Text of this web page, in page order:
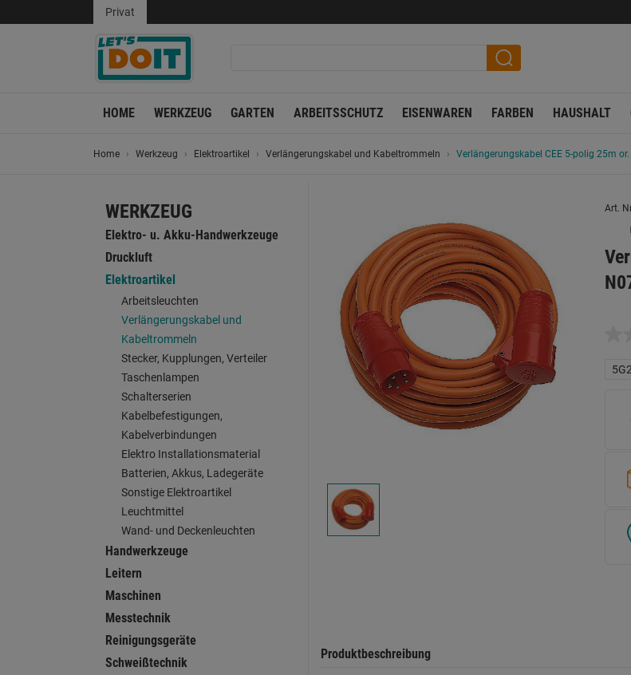
Privat
HOME WERKZEUG GARTEN ARBEITSSCHUTZ EISENWAREN FARBEN HAUSHALT
Home Werkzeug Elektroartikel Verlängerungskabel und Kabeltrommeln Verlängerungskabel CEE 5-polig 25m
WERKZEUG
Elektro- u. Akku-Handwerkzeuge
Druckluft
Elektroartikel
Arbeitsleuchten
Verlängerungskabel und
Kabeltrommeln
Stecker, Kupplungen, Verteiler
Taschenlampen
Schalterserien
Kabelbefestigungen,
Kabelverbindungen
Elektro Installationsmaterial
Batterien, Akkus, Ladegeräte
Sonstige Elektroartikel
Leuchtmittel
Wand- und Deckenleuchten
Handwerkzeuge
Leitern
Maschinen
Messtechnik
Reinigungsgeräte
Schweißtechnik
Art.
Produktbeschreibung